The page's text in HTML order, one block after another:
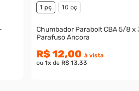
1 pç 10 pç
Chumbador Parabolt CBA 5/8 x
Parafuso Ancora
R$ 12,00 à vista
ou 1xde R$ 13,33